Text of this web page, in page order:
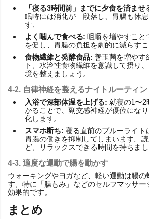
「寝る3時間前」までに夕食を済ませ
眠時には消化が一段落し、胃腸も休
す。
よく噛んで食べる: 咀嚼を増やすこと
を促し、胃腸の負担を劇的に減らすこ
食物繊維と発酵食品: 善玉菌を増やす
ト、水溶性食物繊維を意識して摂り
境を整えましょう。
4-2. 自律神経を整えるナイトルーティン
入浴で深部体温を上げる: 就寝の1〜2
かることで、副交感神経が優位にな
化します。
スマホ断ち: 寝る直前のブルーライト
胃腸の働きを抑制してしまいます。
ど、リラックスできる時間を持ちまし
4-3. 適度な運動で腸を動かす
ウォーキングやヨガなど、軽い運動は腸の
す。特に「腸もみ」などのセルフマッサー
効果的です。
まとめ